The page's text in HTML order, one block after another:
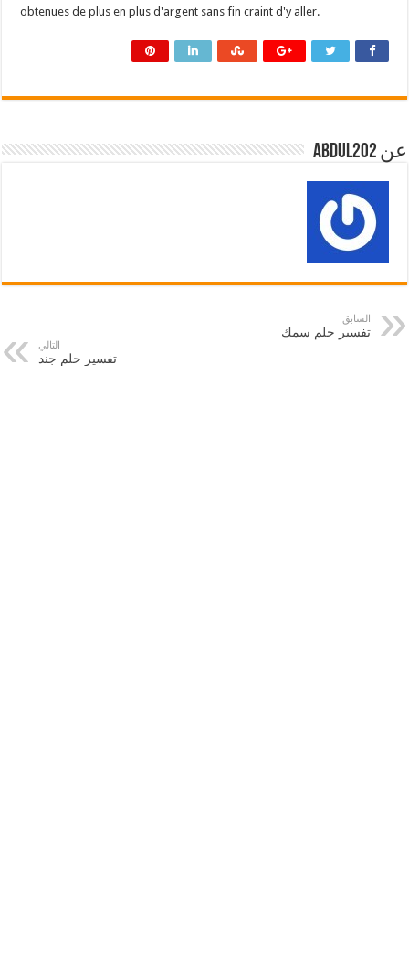
obtenues de plus en plus d'argent sans fin craint d'y aller.
عن abdul202
السابق
تفسير حلم سمك
التالي
تفسير حلم جند